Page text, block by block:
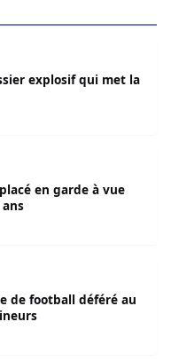
explosif qui met la
en garde à vue
de football déféré au